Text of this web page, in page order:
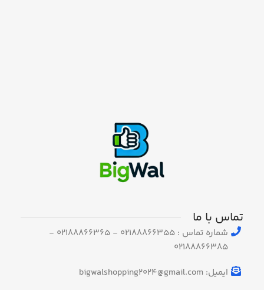
تماس با ما
شماره تماس : 02188866355 - 02188866365 -
02188866385
ایمیل: bigwalshopping2024@gmail.com